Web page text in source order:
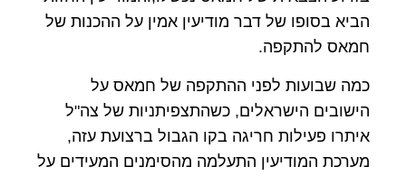
הביא בסופו של דבר מודיעין אמין על ההכנות של
חמאס להתקפה.
כמה שבועות לפני ההתקפה של חמאס על
הישובים הישראלים, כשהתצפיתניות של צה"ל
איתרו פעילות חריגה בקו הגבול ברצועת עזה,
מערכת המודיעין התעלמה מהסימנים המעידים על